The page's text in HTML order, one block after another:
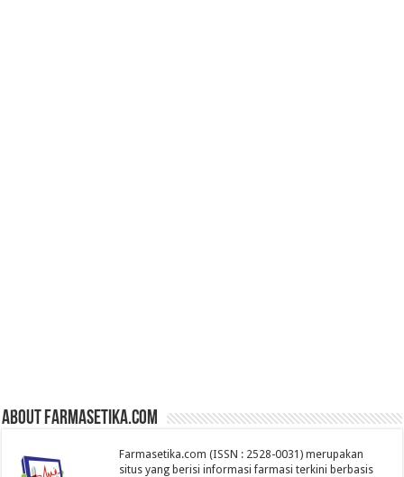
About farmasetika.com
Farmasetika.com (ISSN : 2528-0031) merupakan
situs yang berisi informasi farmasi terkini berbasis